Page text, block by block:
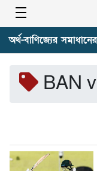
অর্থ-বাণিজ্যের
BAN